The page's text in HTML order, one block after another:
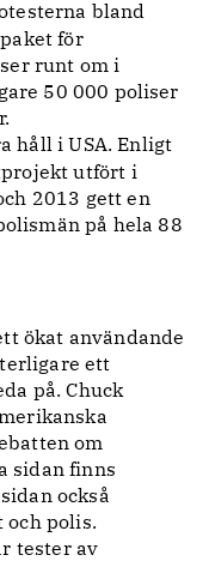
bland
för
runt om i
50 000 poliser
håll i USA. Enligt
utfört i
2013 gett en
på hela 88
ökat användande
ett
på. Chuck
om
sidan finns
också
och polis.
tester av